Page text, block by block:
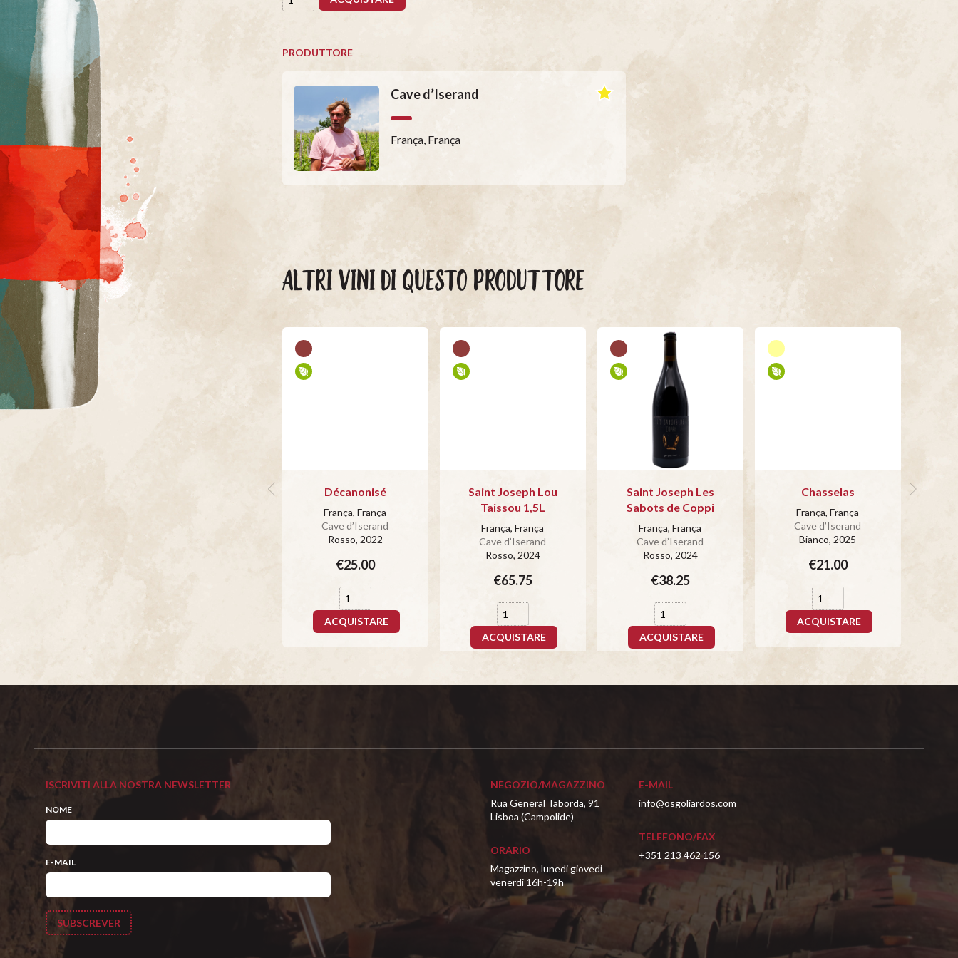
PRODUTTORE
Cave d’Iserand
França, França
ALTRI VINI DI QUESTO PRODUTTORE
Décanonisé
França, França
Cave d’Iserand
Rosso, 2022
€25.00
ACQUISTARE
Saint Joseph Lou
Taissou 1,5L
França, França
Cave d’Iserand
Rosso, 2024
€65.75
ACQUISTARE
Saint Joseph Les
Sabots de Coppi
França, França
Cave d’Iserand
Rosso, 2024
€38.25
ACQUISTARE
Chasselas
França, França
Cave d’Iserand
Bianco, 2025
€21.00
ACQUISTARE
ISCRIVITI ALLA NOSTRA NEWSLETTER
NOME
E-MAIL
NEGOZIO/MAGAZZINO
Rua General Taborda, 91
Lisboa (Campolide)
ORARIO
Magazzino, lunedi giovedi
venerdi 16h-19h
E-MAIL
info@osgoliardos.com
TELEFONO/FAX
+351 213 462 156